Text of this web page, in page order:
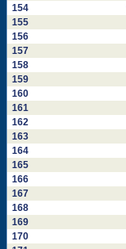
154
155
156
157
158
159
160
161
162
163
164
165
166
167
168
169
170